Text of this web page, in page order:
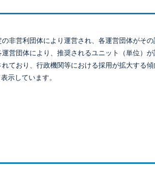
営利団体により運営され、各運営団体がその
団体により、推奨されるユニット（単位）が
おり、行政機関等における採用が拡大する傾
示しています。